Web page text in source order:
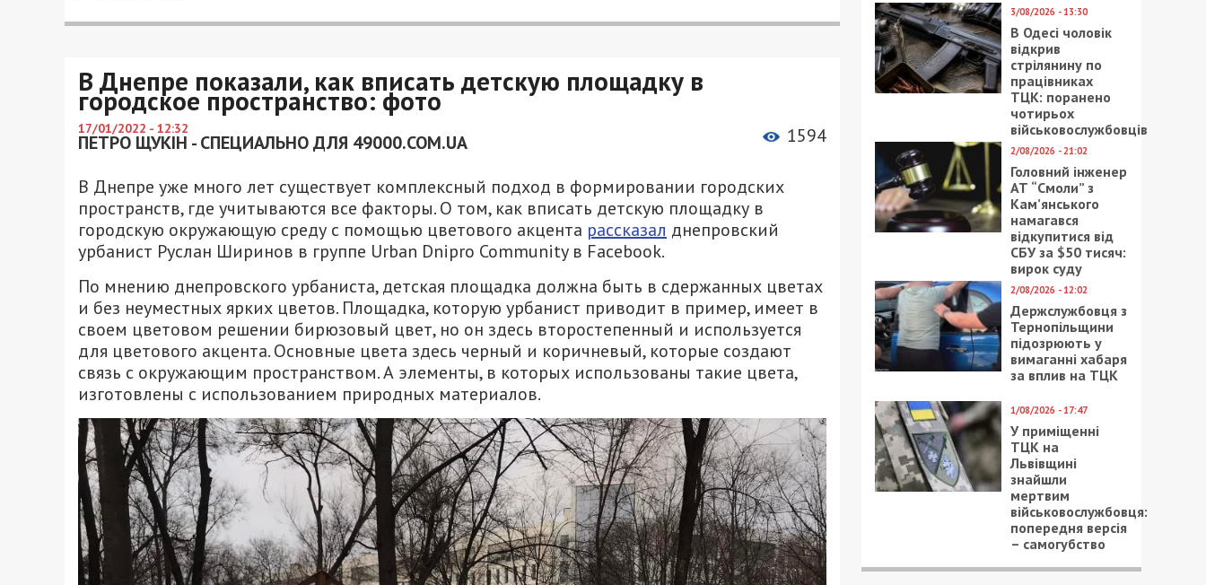
В Днепре показали, как вписать детскую площадку в
городское пространство: фото
17/01/2022 - 12:32
ПЕТРО ЩУКІН - СПЕЦИАЛЬНО ДЛЯ 49000.COM.UA 1594
В Днепре уже много лет существует комплексный подход в формировании городских
пространств, где учитываются все факторы. О том, как вписать детскую площадку в
городскую окружающую среду с помощью цветового акцента рассказал днепровский
урбанист Руслан Ширинов в группе Urban Dnipro Community в Facebook.
По мнению днепровского урбаниста, детская площадка должна быть в сдержанных цветах
и без неуместных ярких цветов. Площадка, которую урбанист приводит в пример, имеет в
своем цветовом решении бирюзовый цвет, но он здесь второстепенный и используется
для цветового акцента. Основные цвета здесь черный и коричневый, которые создают
связь с окружающим пространством. А элементы, в которых использованы такие цвета,
изготовлены с использованием природных материалов.
3/08/2026 - 13:30
В Одесі чоловік
відкрив
стрілянину по
працівниках
ТЦК: поранено
чотирьох
військовослужбовців
2/08/2026 - 21:02
Головний інженер
АТ “Смоли” з
Кам’янського
намагався
відкупитися від
СБУ за $50 тисяч:
вирок суду
2/08/2026 - 12:02
Держслужбовця з
Тернопільщини
підозрюють у
вимаганні хабаря
за вплив на ТЦК
1/08/2026 - 17:47
У приміщенні
ТЦК на
Львівщині
знайшли
мертвим
військовослужбовця:
попередня версія
– самогубство